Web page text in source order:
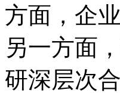
方面，企
另一方面
研深层次